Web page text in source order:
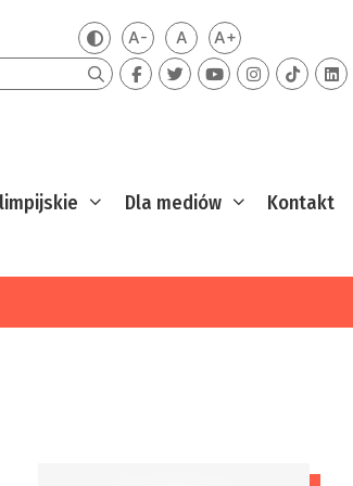
Zmień kontrast
A-Mniejsza czcionka
ADomyślna czcionka
A+Większa
Szukaj
Dla mediów Kontakt